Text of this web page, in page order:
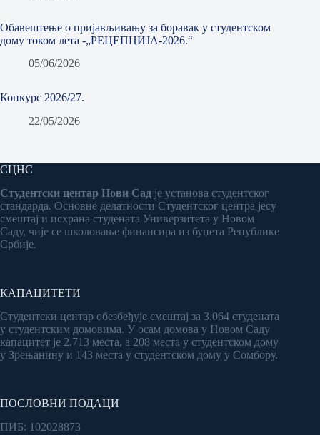
Обавештење о пријављивању за боравак у студентском
дому током лета -„РЕЦЕПЦИЈА-2026.“
05/06/2026
Конкурс 2026/27.
22/05/2026
СЦНС
Студентски центар Нови Сад је установа студентског
стандарда. Основне делатности Студентског центра јесу
смештај и исхрана студената Универзитета у Новом
Саду, чије се школовање финансира из буџета Републике
Србије.
КАПАЦИТЕТИ
Студентски центар обезбеђује смештај за 3.064 студената
у студентским домовима. У осам домова у Новом Саду
капацитет је 2.713 места, а 208 места у студентском дому
у Зрењанину и 143 места у студентском дому у Сомбору.
ПОСЛОВНИ ПОДАЦИ
ПИБ: 102028873